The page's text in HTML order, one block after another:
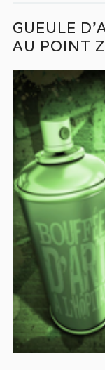
GUEULE
AU POINT